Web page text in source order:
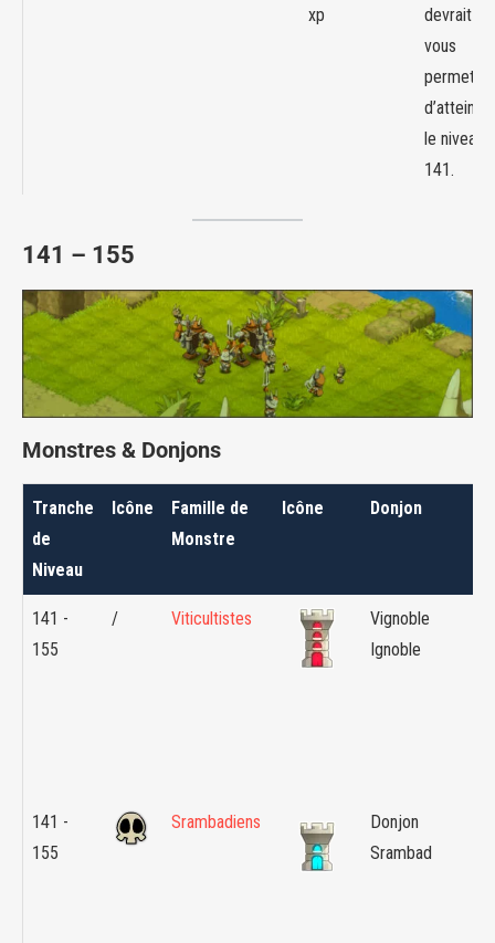
xp
devrait
vous
permettre
le niveau
141.
141 – 155
Monstres & Donjons
Tranche
de
Niveau
Icône
Famille de
Monstre
Icône Donjon
141 -
155
/ Viticultistes
Vignoble
Ignoble
141 -
155
Srambadiens
Donjon
Srambad